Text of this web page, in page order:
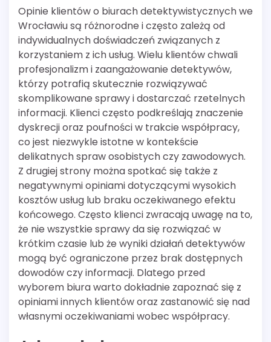
Opinie klientów o biurach detektywistycznych we
Wrocławiu są różnorodne i często zależą od
indywidualnych doświadczeń związanych z
korzystaniem z ich usług. Wielu klientów chwali
profesjonalizm i zaangażowanie detektywów,
którzy potrafią skutecznie rozwiązywać
skomplikowane sprawy i dostarczać rzetelnych
informacji. Klienci często podkreślają znaczenie
dyskrecji oraz poufności w trakcie współpracy,
co jest niezwykle istotne w kontekście
delikatnych spraw osobistych czy zawodowych.
Z drugiej strony można spotkać się także z
negatywnymi opiniami dotyczącymi wysokich
kosztów usług lub braku oczekiwanego efektu
końcowego. Często klienci zwracają uwagę na to,
że nie wszystkie sprawy da się rozwiązać w
krótkim czasie lub że wyniki działań detektywów
mogą być ograniczone przez brak dostępnych
dowodów czy informacji. Dlatego przed
wyborem biura warto dokładnie zapoznać się z
opiniami innych klientów oraz zastanowić się nad
własnymi oczekiwaniami wobec współpracy.